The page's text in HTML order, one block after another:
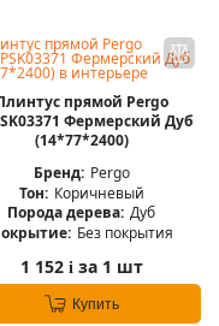
прямой Pergo
Фермерский Дуб
(14*77*2400)
Бренд: Pergo
Тон: Коричневый
Порода дерева: Дуб
Без покрытия
1 152 iза 1 шт
Купить